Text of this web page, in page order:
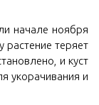
начале ноября
теряет
и куст
укорачивания и